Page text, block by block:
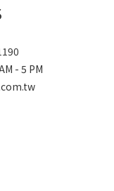
- 5 PM